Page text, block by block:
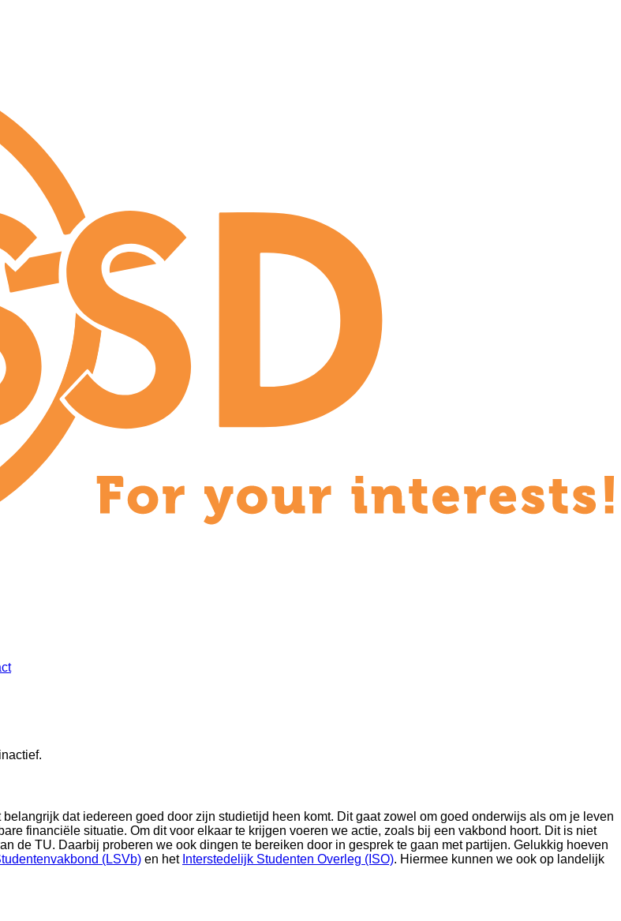
belangrijk dat iedereen goed door zijn studietijd heen komt. Dit gaat zowel om goed onderwijs als om je leven
financiële situatie. Om dit voor elkaar te krijgen voeren we actie, zoals bij een vakbond hoort. Dit is niet
de TU. Daarbij proberen we ook dingen te bereiken door in gesprek te gaan met partijen. Gelukkig hoeven
(LSVb) en het Interstedelijk Studenten Overleg (ISO). Hiermee kunnen we ook op landelijk